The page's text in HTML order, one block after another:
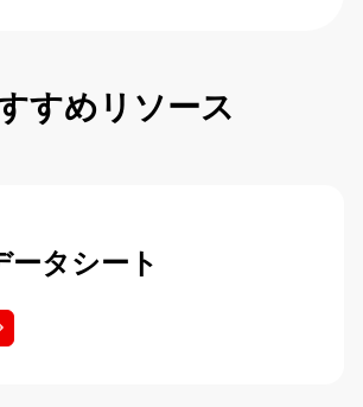
すめリソース
ータシート